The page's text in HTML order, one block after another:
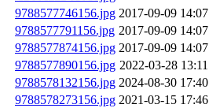
9788577746156.jpg 2017-09-09 14:07
9788577791156.jpg 2017-09-09 14:07
9788577874156.jpg 2017-09-09 14:07
9788577890156.jpg 2022-03-28 13:11
9788578132156.jpg 2024-08-30 17:40
9788578273156.jpg 2021-03-15 17:46